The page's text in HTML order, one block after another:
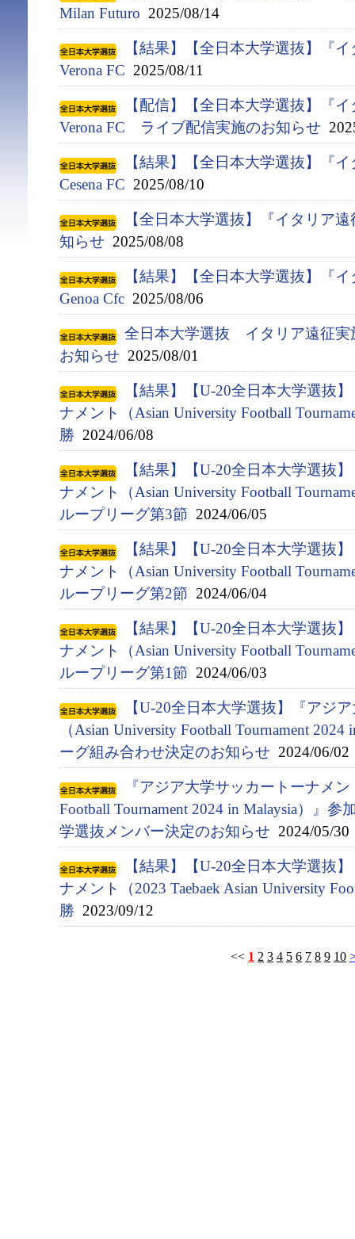
Milan Futuro 2025/08/14
【結果】【全日本大学選抜】『
Verona FC 2025/08/11
【配信】【全日本大学選抜】『
Verona FC ライブ配信実施のお知らせ
【結果】【全日本大学選抜】『
Cesena FC 2025/08/10
【全日本大学選抜】『イタリア
知らせ 2025/08/08
【結果】【全日本大学選抜】『
Genoa Cfc 2025/08/06
全日本大学選抜 イタリア遠征実
お知らせ 2025/08/01
【結果】【U-20全日本大学選抜
ナメント（Asian University Football
勝 2024/06/08
【結果】【U-20全日本大学選抜
ナメント（Asian University Football
ループリーグ第3節 2024/06/05
【結果】【U-20全日本大学選抜
ナメント（Asian University Football
ループリーグ第2節 2024/06/04
【結果】【U-20全日本大学選抜
ナメント（Asian University Football
ループリーグ第1節 2024/06/03
【U-20全日本大学選抜】『アジ
（Asian University Football Tournament
ーグ組み合わせ決定のお知らせ 2024/06/02
『アジア⼤学サッカートーナメ
Football Tournament 2024 in Malaysia）』
学選抜メンバー決定のお知らせ 2024/05/30
【結果】【U-20全日本大学選抜
ナメント（2023 Taebaek Asian University
勝 2023/09/12
<< 1 2 3 4 5 6 7 8 9 10